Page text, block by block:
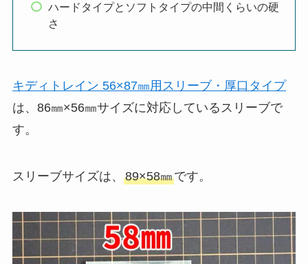
ハードタイプとソフトタイプの中間くらいの硬
さ
キディトレイン 56×87㎜用スリーブ・厚口タイプ
は、86㎜×56㎜サイズに対応しているスリーブで
す。
スリーブサイズは、 89×58㎜です。